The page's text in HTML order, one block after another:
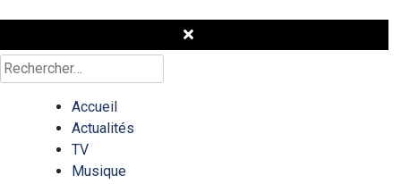
Rechercher :
Accueil
Actualités
TV
Musique